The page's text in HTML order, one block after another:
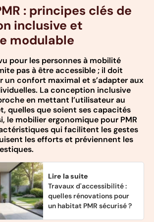
: principes clés de
inclusive et
modulable
pour les personnes à mobilité
pas à être accessible ; il doit
un confort maximal et s’adapter aux
La conception inclusive
en mettant l’utilisateur au
quelles que soient ses capacités
le mobilier ergonomique pour PMR
qui facilitent les gestes
les efforts et préviennent les
Lire la suite
Travaux d'accessibilité :
quelles rénovations pour
un habitat PMR sécurisé ?